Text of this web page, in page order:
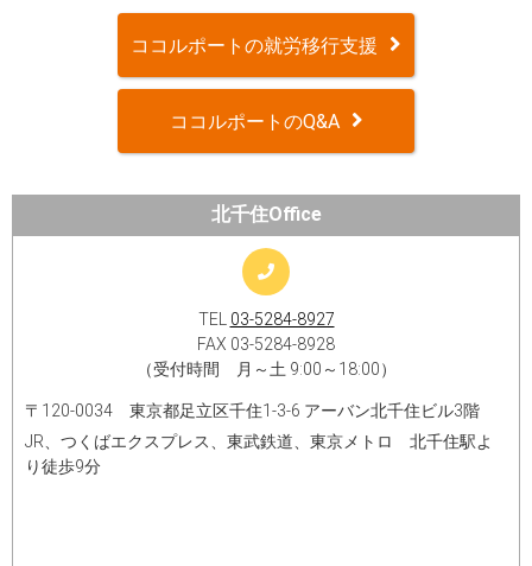
ココルポートの就労移行支援
ココルポートのQ&A
北千住Office
TEL 03-5284-8927
FAX 03-5284-8928
（受付時間 月～土 9:00～18:00）
〒120-0034 東京都足立区千住1-3-6 アーバン北千住ビル3階
JR、つくばエクスプレス、東武鉄道、東京メトロ 北千住駅よ
り徒歩9分